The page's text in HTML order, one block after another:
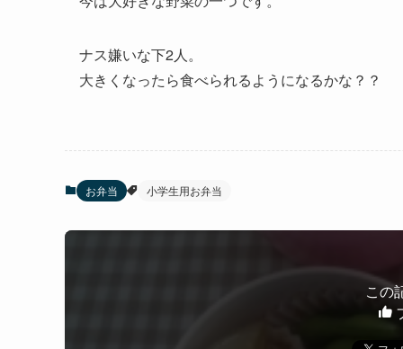
ナス嫌いな下2人。
大きくなったら食べられるようになるかな？？
お弁当 小学生用お弁当
この